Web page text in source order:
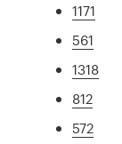
1171
561
1318
812
572